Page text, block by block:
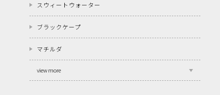
スウィートウォーター
ブラックケープ
マチルダ
view more